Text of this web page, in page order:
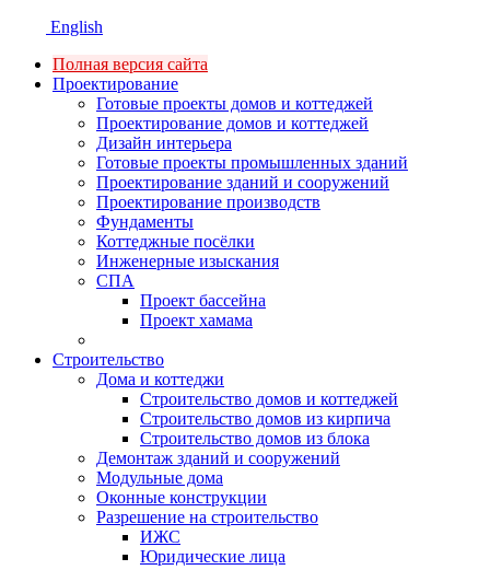
English
Полная версия сайта
Проектирование
Готовые проекты домов и коттеджей
Проектирование домов и коттеджей
Дизайн интерьера
Готовые проекты промышленных зданий
Проектирование зданий и сооружений
Проектирование производств
Фундаменты
Коттеджные посёлки
Инженерные изыскания
СПА
Проект бассейна
Проект хамама
Строительство
Дома и коттеджи
Строительство домов и коттеджей
Строительство домов из кирпича
Строительство домов из блока
Демонтаж зданий и сооружений
Модульные дома
Оконные конструкции
Разрешение на строительство
ИЖС
Юридические лица